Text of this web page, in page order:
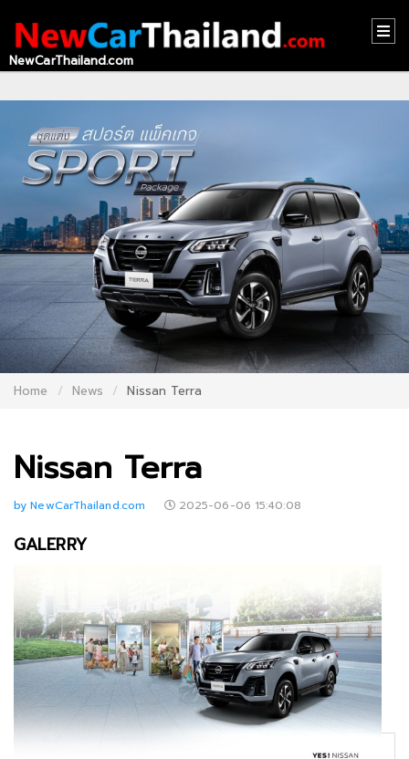
HOME
US
ABOUT
RECOMMEND
NEWS
REGISTER
NewCarThailand.com
Home News Nissan Terra
Nissan Terra
by NewCarThailand.com 2025-06-06 15:40:08
GALERRY